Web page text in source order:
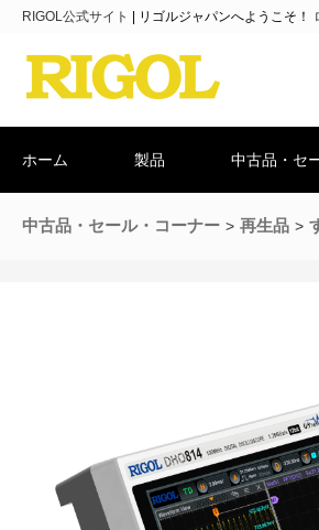
RIGOL公式サイト リゴルジャパンへようこそ！
ホーム 製品 中古品・セ
中古品・セール・コーナー 再生品